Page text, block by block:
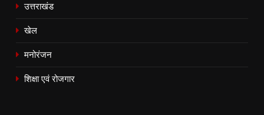
उत्तराखंड
खेल
मनोरंजन
शिक्षा एवं रोजगार